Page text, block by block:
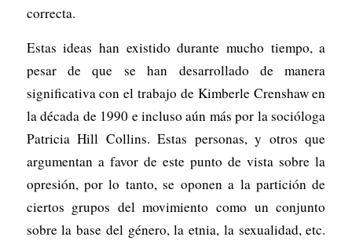
correcta.
Estas ideas han existido durante mucho tiempo, a
pesar de que se han desarrollado de manera
significativa con el trabajo de Kimberle Crenshaw en
la década de 1990 e incluso aún más por la socióloga
Patricia Hill Collins. Estas personas, y otros que
argumentan a favor de este punto de vista sobre la
opresión, por lo tanto, se oponen a la partición de
ciertos grupos del movimiento como un conjunto
sobre la base del género, la etnia, la sexualidad, etc.